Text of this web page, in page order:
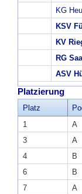
KG
KSV
KV
RG
ASV
Platzierung
Platz
1
A
3
A
4
B
6
B
7
A